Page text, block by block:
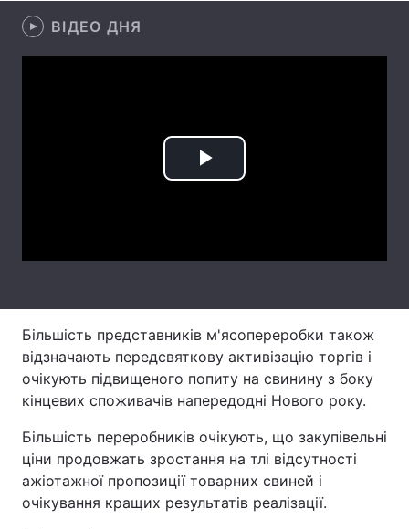
Цікавинки
Тема оформлення
ВІДЕО ДНЯ
Play
Більшість представників м'ясопереробки також
відзначають передсвяткову активізацію торгів і
очікують підвищеного попиту на свинину з боку
кінцевих споживачів напередодні Нового року.
Більшість переробників очікують, що закупівельні
ціни продовжать зростання на тлі відсутності
ажіотажної пропозиції товарних свиней і
очікування кращих результатів реалізації.